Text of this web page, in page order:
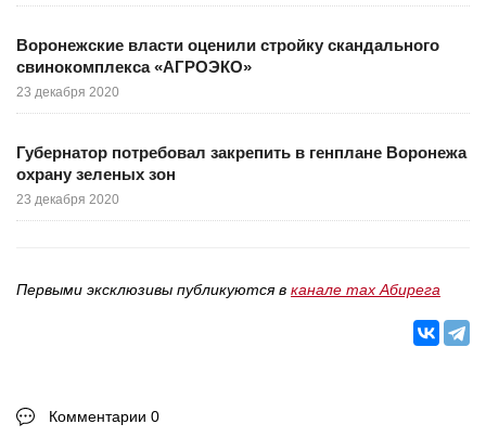
Воронежские власти оценили стройку скандального
свинокомплекса «АГРОЭКО»
23 декабря 2020
Губернатор потребовал закрепить в генплане Воронежа
охрану зеленых зон
23 декабря 2020
Первыми эксклюзивы публикуются в канале max Абирега
Комментарии 0